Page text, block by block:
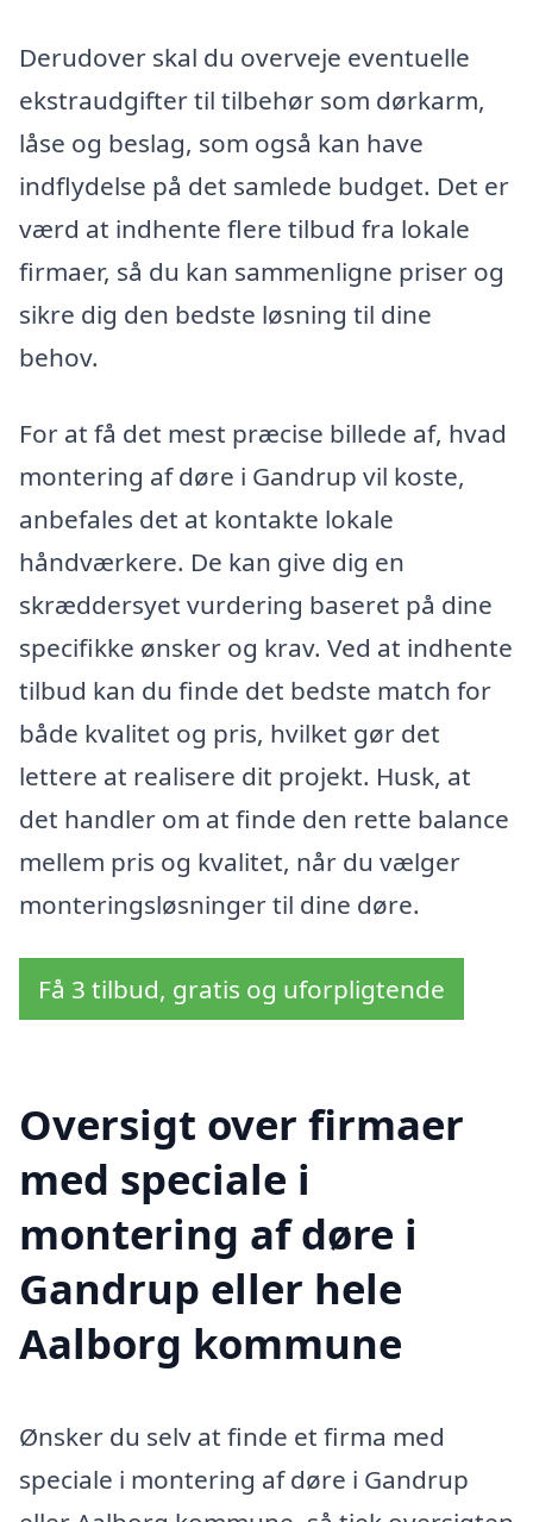
Derudover skal du overveje eventuelle
ekstraudgifter til tilbehør som dørkarm,
låse og beslag, som også kan have
indflydelse på det samlede budget. Det er
værd at indhente flere tilbud fra lokale
firmaer, så du kan sammenligne priser og
sikre dig den bedste løsning til dine
behov.
For at få det mest præcise billede af, hvad
montering af døre i Gandrup vil koste,
anbefales det at kontakte lokale
håndværkere. De kan give dig en
skræddersyet vurdering baseret på dine
specifikke ønsker og krav. Ved at indhente
tilbud kan du finde det bedste match for
både kvalitet og pris, hvilket gør det
lettere at realisere dit projekt. Husk, at
det handler om at finde den rette balance
mellem pris og kvalitet, når du vælger
monteringsløsninger til dine døre.
Få 3 tilbud, gratis og uforpligtende
Oversigt over firmaer
med speciale i
montering af døre i
Gandrup eller hele
Aalborg kommune
Ønsker du selv at finde et firma med
speciale i montering af døre i Gandrup